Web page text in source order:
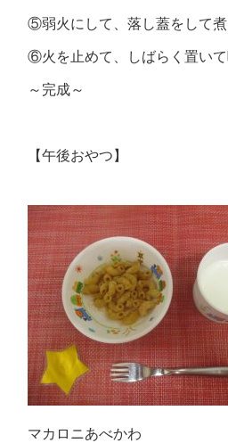
⑤弱火にして、落し蓋をして
⑥火を止めて、しばらく置いて
～完成～
【午後おやつ】
マカロニあべかわ